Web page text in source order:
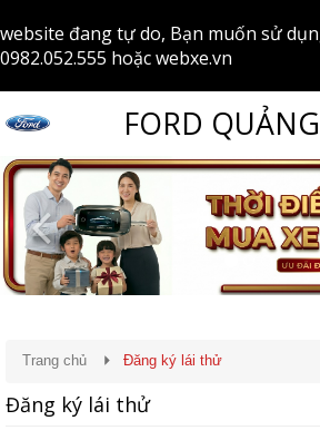
website đang tự do, Bạn muốn sử
0982.052.555 hoặcwebxe.vn
FORD
Previous
Trang chủ Đăng ký lái thử
Đăng ký lái thử